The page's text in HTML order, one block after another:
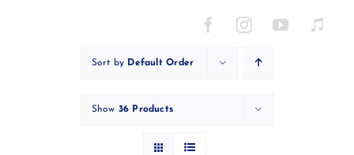
Sort by Default Order
Show 36 Products